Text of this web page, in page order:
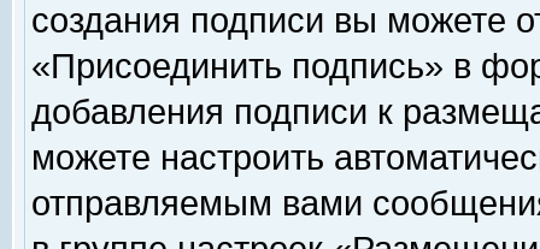
создания подписи вы можете
«Присоединить подпись» в
добавления подписи к
можете настроить
отправляемым вами